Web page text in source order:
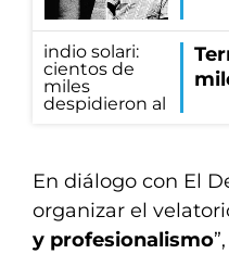
En diálogo con El
organizar el
y profesionalismo